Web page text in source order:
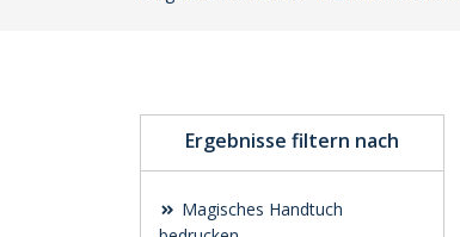
Ergebnisse filtern nach
Magisches Handtuch